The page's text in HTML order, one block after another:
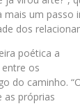
um
dos
poética a
os
do caminho.
as próprias